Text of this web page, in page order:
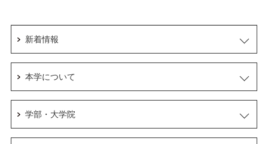
新着情報
本学について
学部・大学院